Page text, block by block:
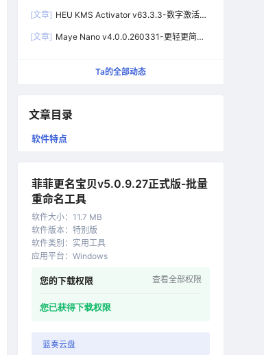
[文章] HEU KMS Activator v63.3.3-数字激活、
[文章] Maye Nano v4.0.0.260331-更轻更简洁
Ta的全部动态
文章目录
软件特点
菲菲更名宝贝v5.0.9.27正式版-批量
重命名工具
软件大小： 11.7 MB
软件版本： 特别版
软件类别 ： 实用工具
应用平台 ： Windows
您的下载权限 查看全部权限
您已获得下载权限
蓝奏云盘